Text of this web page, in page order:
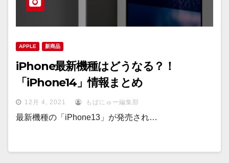
APPLE 新商品
iPhone最新機種はどうなる？！
「iPhone14」情報まとめ
12月 4, 2021 もばにゅー編集部
最新機種の「iPhone13」が発売され…